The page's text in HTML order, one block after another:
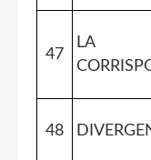
47
LA
48